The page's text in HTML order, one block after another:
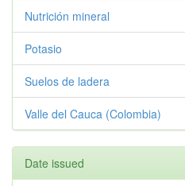
Nutrición mineral
Potasio
Suelos de ladera
Valle del Cauca (Colombia)
Date issued